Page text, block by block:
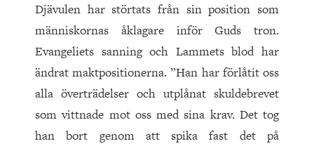
Djävulen har störtats från sin position som
människornas åklagare inför Guds tron.
Evangeliets sanning och Lammets blod har
ändrat maktpositionerna. ”Han har förlåtit oss
alla överträdelser och utplånat skuldebrevet
som vittnade mot oss med sina krav. Det tog
han bort genom att spika fast det på